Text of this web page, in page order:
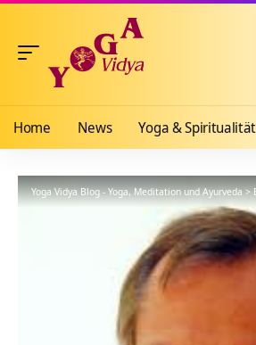
Home News Yoga & Spiritualität
Yoga Vidya Blog - Yoga, Meditation und Ayurveda>